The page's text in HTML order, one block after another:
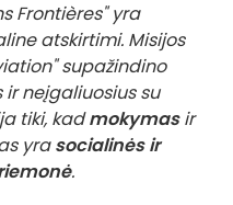
Frontières" yra
atskirtimi. Misijos
supažindino
neįgaliuosius su
tiki, kadmokymasir
yrasocialinės ir
.